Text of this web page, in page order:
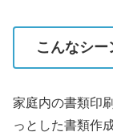
こんなシ
家庭内の書類印
っとした書類作